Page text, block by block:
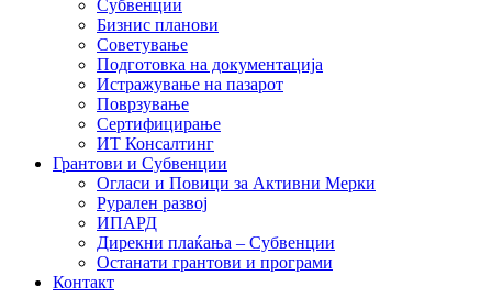
Субвенции
Бизнис планови
Советување
Подготовка на документација
Истражување на пазарот
Поврзување
Сертифицирање
ИТ Консалтинг
Грантови и Субвенции
Огласи и Повици за Активни Мерки
Рурален развој
ИПАРД
Дирекни плаќања – Субвенции
Останати грантови и програми
Контакт